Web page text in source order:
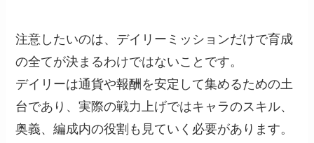
注意したいのは、デイリーミッションだけで育成
の全てが決まるわけではないことです。
デイリーは通貨や報酬を安定して集めるための土
台であり、実際の戦力上げではキャラのスキル、
奥義、編成内の役割も見ていく必要があります。